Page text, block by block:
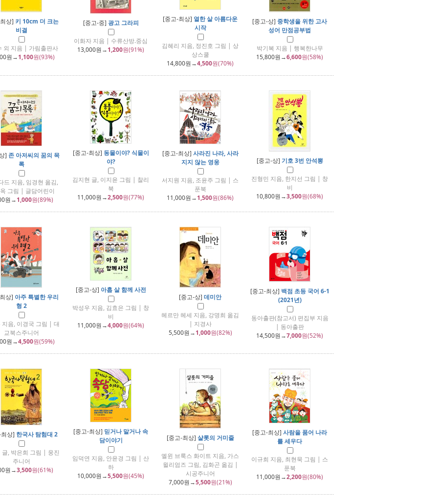
상] 키 10cm 더 크는
비결
외 지음 | 가림출판사
원→1,100원(93%)
[중고-중] 광고 그라피
이화자 지음 | 수류산방.중심
13,000원→1,200원(91%)
[중고-최상] 열한 살 아름다운
시작
김혜리 지음, 정진호 그림 | 상
상스쿨
14,800원→4,500원(70%)
[중고-상] 중학생을 위한 고사
성어 만점공부법
박기복 지음 | 행복한나무
15,800원→6,600원(58%)
] 존 아저씨의 꿈의 목
록
드 지음, 임경현 옮김,
그림 | 글담어린이
원→1,000원(89%)
[중고-최상] 동물이야? 식물이
야?
김지현 글, 이지윤 그림 | 찰리
북
11,000원→2,500원(77%)
[중고-최상] 사라진 나라, 사라
지지 않는 영웅
서지원 지음, 조윤주 그림 | 스
푼북
11,000원→1,500원(86%)
[중고-상] 기호 3번 안석뽕
진형민 지음, 한지선 그림 | 창
비
10,800원→3,500원(68%)
상] 아주 특별한 우리
형 2
지음, 이경국 그림 | 대
교북스주니어
원→4,500원(59%)
[중고-상] 아홉 살 함께 사전
박성우 지음, 김효은 그림 | 창
비
11,000원→4,000원(64%)
[중고-상] 데미안
헤르만 헤세 지음, 강명희 옮김
| 지경사
5,500원→1,000원(82%)
[중고-최상] 백점 초등 국어 6-1
(2021년)
동아출판(참고서) 편집부 지음
| 동아출판
14,500원→7,000원(52%)
상] 한국사 탐험대 2
글, 박은희 그림 | 웅진
주니어
원→3,500원(61%)
[중고-최상] 믿거나 말거나 속
담이야기
임덕연 지음, 안윤경 그림 | 산
하
10,000원→5,500원(45%)
[중고-최상] 샬롯의 거미줄
엘윈 브룩스 화이트 지음, 가스
윌리엄즈 그림, 김화곤 옮김 |
시공주니어
7,000원→5,500원(21%)
[중고-최상] 사람을 품어 나라
를 세우다
이규희 지음, 최현묵 그림 | 스
푼북
11,000원→2,200원(80%)